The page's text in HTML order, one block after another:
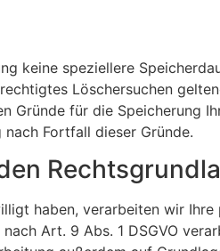
keine spezi­el­lere
Löscher­su­chen
Gründe für die Spei­che­rung
Fortfall dieser Gründe.
haben, verar­beiten wir
Art. 9 Abs. 1 DSGVO